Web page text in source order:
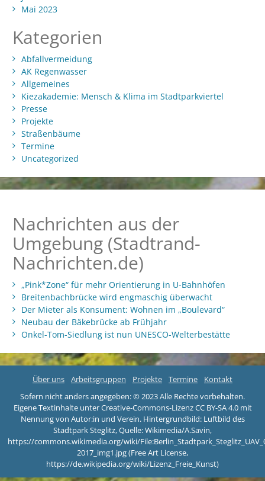
Mai 2023
Kategorien
Abfallvermeidung
AK Regenwasser
Allgemeines
Kiezakademie: Mensch & Klima im Stadtparkviertel
Presse
Projekte
Straßenbäume
Termine
Uncategorized
Nachrichten aus der
Umgebung (Stadtrand-
Nachrichten.de)
„Pink*Zone“ für mehr Orientierung in U-Bahnhöfen
Breitenbachbrücke wird engmaschig überwacht
Der Mieter als Konsument: Wohnen im „Boulevard“
Neubau der Bäkebrücke ab Frühjahr
Onkel-Tom-Siedlung ist nun UNESCO-Welterbestätte
Über uns Arbeitsgruppen Projekte Termine
Kontakt
Sofern nicht anders angegeben: © 2023 Alle Rechte vorbehalten.
Eigene Textinhalte unter Creative-Commons-Lizenz CC BY-SA 4.0 mit
Nennung von Autor:in und Verein. Hintergrundbild: Luftbild des
Stadtpark Steglitz, Quelle: Wikimedia/A.Savin,
https://commons.wikimedia.org/wiki/
2017_img1.jpg (Free Art License,
https://de.wikipedia.org/wiki/Lizenz_Freie_Kunst)